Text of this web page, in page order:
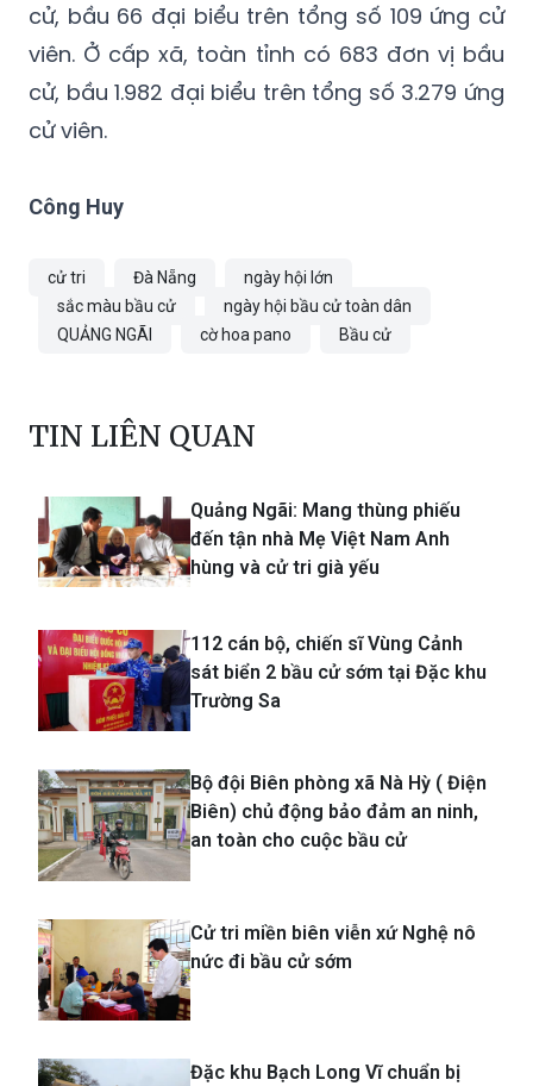
cử, bầu 66 đại biểu trên tổng số 109 ứng cử
viên. Ở cấp xã, toàn tỉnh có 683 đơn vị bầu
cử, bầu 1.982 đại biểu trên tổng số 3.279 ứng
cử viên.
Công Huy
cử tri Đà Nẵng
ngày hội lớn
sắc màu bầu cử
ngày hội bầu cử toàn dân
QUẢNG NGÃI
cờ hoa pano Bầu cử
TIN LIÊN QUAN
Quảng Ngãi: Mang thùng phiếu
đến tận nhà Mẹ Việt Nam Anh
hùng và cử tri già yếu
112 cán bộ, chiến sĩ Vùng Cảnh
sát biển 2 bầu cử sớm tại Đặc khu
Trường Sa
Bộ đội Biên phòng xã Nà Hỳ ( Điện
Biên) chủ động bảo đảm an ninh,
an toàn cho cuộc bầu cử
Cử tri miền biên viễn xứ Nghệ nô
nức đi bầu cử sớm
Đặc khu Bạch Long Vĩ chuẩn bị